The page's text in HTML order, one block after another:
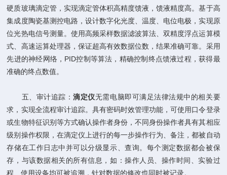
硬质玻璃滴定管，实现滴定管体积高精度馈液，馈液精度高。基于高
集成度陶瓷基测控电路，设计数字化光度、温度、电位电极，实现原
位光热电信号测量。使用高频采样数据滤波算法、双精度浮点运算模
式、高速运算处理器，保证超高有效数据位数，结果准确可靠。采用
先进的神经网络，PID控制等算法，精确控制终点馈液过程，获得最
准确的终点数值。
五、审计追踪：滴定仪无需电脑即可满足法律法规中的相关要
求，实现全流程审计追踪。具有密码时效管理功能，可使用口令登录
或生物特征识别等方式确认操作者身份，不同身份操作者具有其相应
级别操作权限，在滴定仪上进行的每一步操作行为、备注，都被自动
存储在工作日志中并可以分级显示、查询。每个测定数据都会被保
存，与该数据相关的所有信息，如：操作人员、操作时间、实验过
程、使用设备均可被追溯，针对数据的修改也同时被记录。